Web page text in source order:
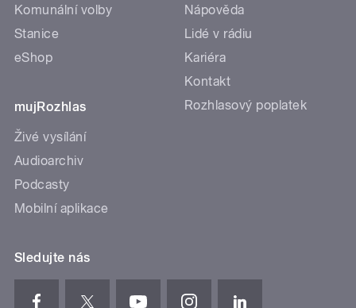
Komunální volby
Stanice
eShop
mujRozhlas
Živé vysílání
Audioarchiv
Podcasty
Mobilní aplikace
Nápověda
Lidé v rádiu
Kariéra
Kontakt
Rozhlasový poplatek
Sledujte nás